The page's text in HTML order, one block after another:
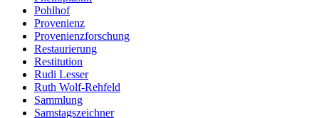
Pohlhof
Provenienz
Provenienzforschung
Restaurierung
Restitution
Rudi Lesser
Ruth Wolf-Rehfeld
Sammlung
Samstagszeichner